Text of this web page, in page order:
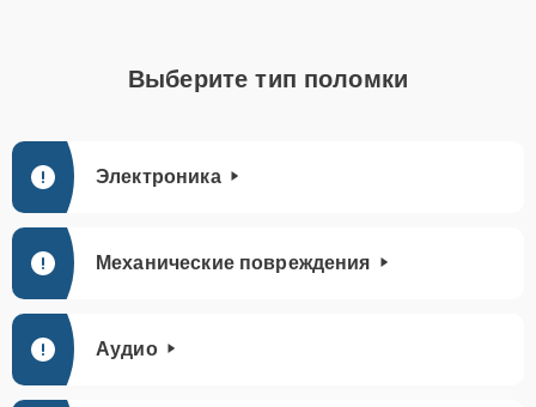
Выберите тип поломки
Электроника
Механические повреждения
Аудио